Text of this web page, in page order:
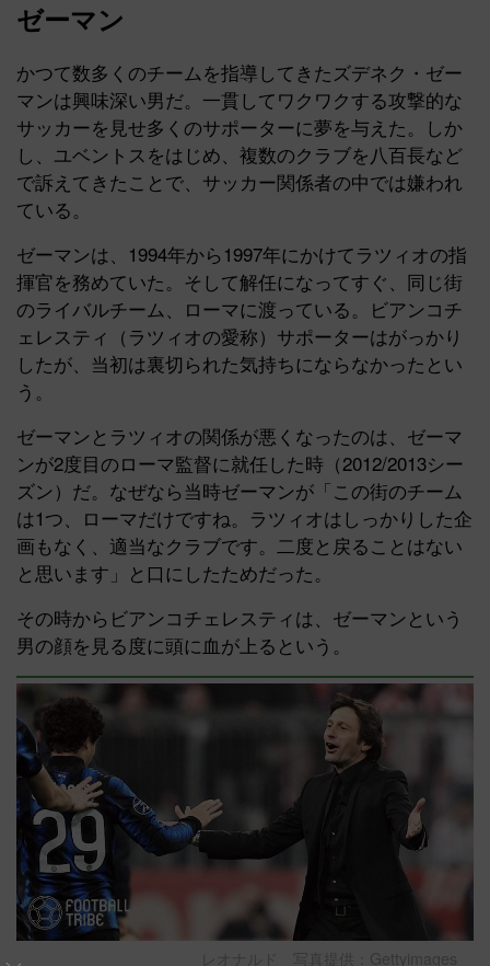
ゼーマン
かつて数多くのチームを指導してきたズデネク・ゼー
マンは興味深い男だ。一貫してワクワクする攻撃的な
サッカーを見せ多くのサポーターに夢を与えた。しか
し、ユベントスをはじめ、複数のクラブを八百長など
で訴えてきたことで、サッカー関係者の中では嫌われ
ている。
ゼーマンは、1994年から1997年にかけてラツィオの指
揮官を務めていた。そして解任になってすぐ、同じ街
のライバルチーム、ローマに渡っている。ビアンコチ
ェレスティ（ラツィオの愛称）サポーターはがっかり
したが、当初は裏切られた気持ちにならなかったとい
う。
ゼーマンとラツィオの関係が悪くなったのは、ゼーマ
ンが2度目のローマ監督に就任した時（2012/2013シー
ズン）だ。なぜなら当時ゼーマンが「この街のチーム
は1つ、ローマだけですね。ラツィオはしっかりした企
画もなく、適当なクラブです。二度と戻ることはない
と思います」と口にしたためだった。
その時からビアンコチェレスティは、ゼーマンという
男の顔を見る度に頭に血が上るという。
レオナルド 写真提供：Gettyimages